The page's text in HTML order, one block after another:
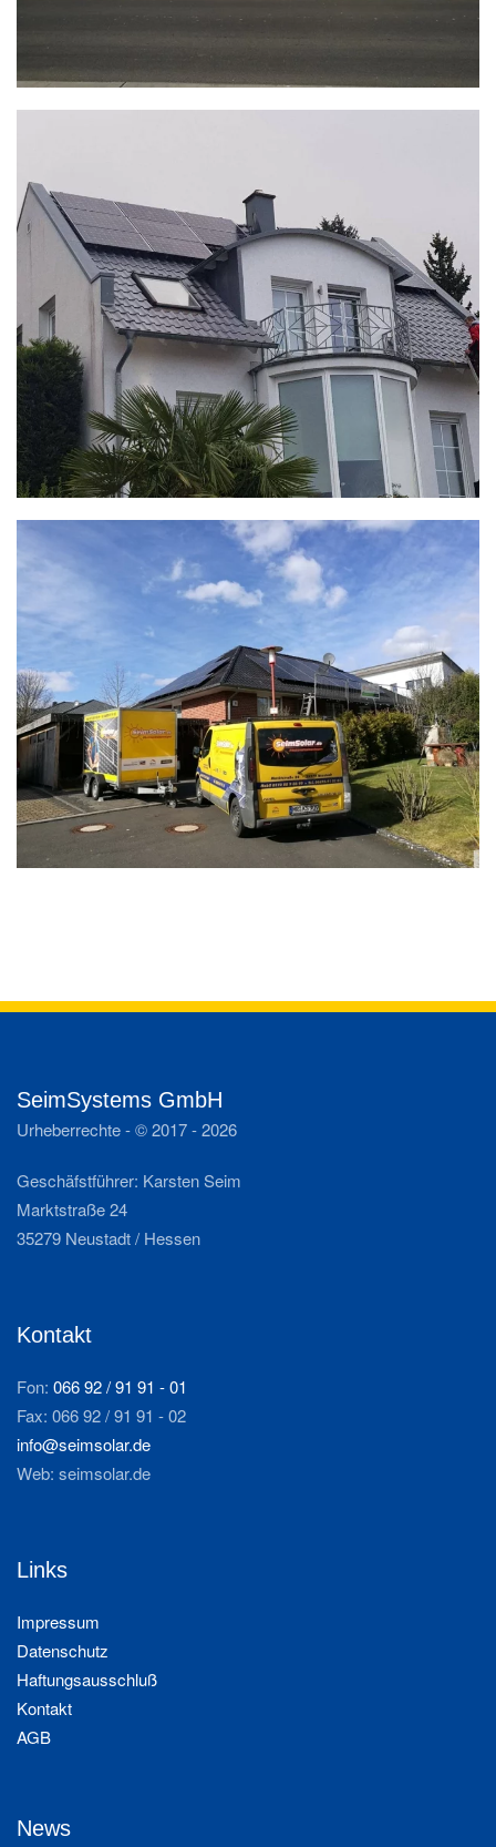
SeimSystems GmbH
Urheberrechte - © 2017 -2026
Geschäfstführer: Karsten Seim
Marktstraße 24
35279 Neustadt / Hessen
Kontakt
Fon: 066 92 / 91 91 - 01
Fax: 066 92 / 91 91 - 02
info@seimsolar.de
Web: seimsolar.de
Links
Impressum
Datenschutz
Haftungsausschluß
Kontakt
AGB
News